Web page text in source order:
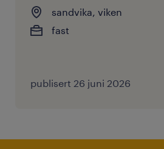
sandvika, viken
fast
publisert 26 juni 2026